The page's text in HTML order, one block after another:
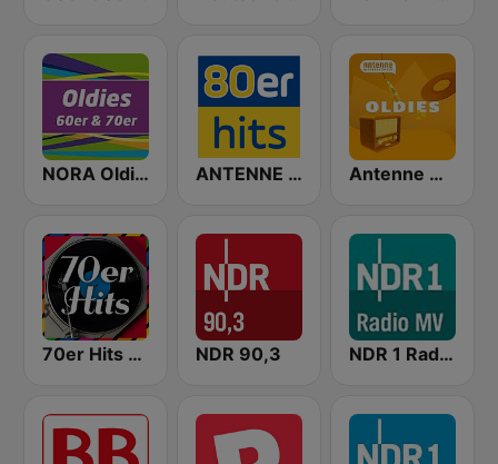
NORA Oldies ANTENNE BAYERN 80er Hits Antenne Niedersachsen Oldies
70er Hits - von 80er 90er OLDIE ANTENNE NDR 90,3 NDR 1 Radio MV